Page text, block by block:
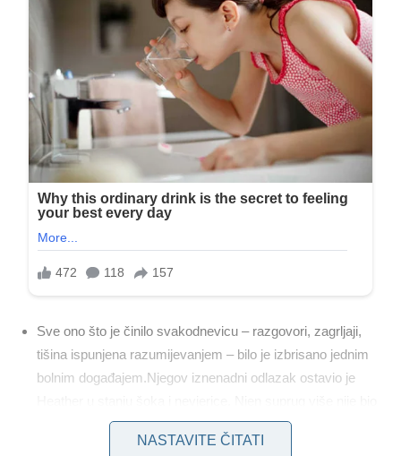
Sve ono što je činilo svakodnevicu – razgovori, zagrljaji,
tišina ispunjena razumijevanjem – bilo je izbrisano jednim
bolnim događajem.Njegov iznenadni odlazak ostavio je
tu, a sa njim je otišao i dio nje same. Činjenica da je njegov
kolega iz iste nesreće preživio bez ikakvih posljedica
NASTAVITE ČITATI